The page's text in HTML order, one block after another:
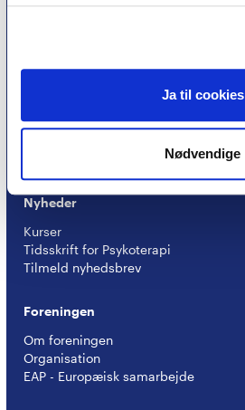
Ja til cookies
Nødvendige
Optagelseskriterier
Nyheder
Kurser
Tidsskrift for Psykoterapi
Tilmeld nyhedsbrev
Foreningen
Om foreningen
Organisation
EAP - Europæisk samarbejde